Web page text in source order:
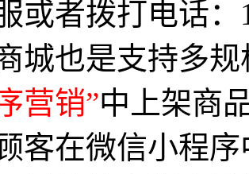
或者拨打电话：
城也是支持多
营销”中上架商
客在微信小程